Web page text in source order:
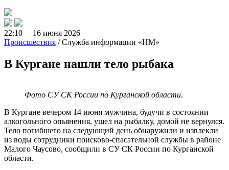
22:10 16 июня 2026
Происшествия / Служба информации «НМ»
В Кургане нашли тело рыбака
Фото СУ СК России по Курганской области.
В Кургане вечером 14 июня мужчина, будучи в состоянии
алкогольного опьянения, ушел на рыбалку, домой не вернулся.
Тело погибшего на следующий день обнаружили и извлекли
из воды сотрудники поисково-спасательной службы в районе
Малого Чаусово, сообщили в СУ СК России по Курганской
области.